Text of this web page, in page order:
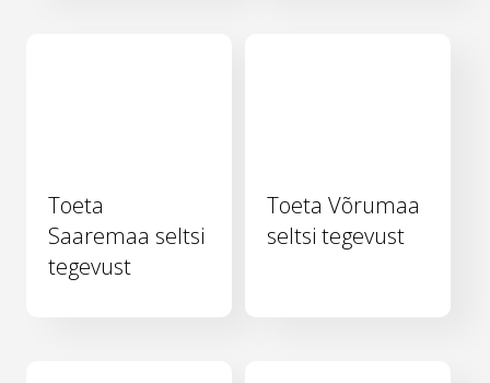
Toeta
Saaremaa seltsi
tegevust
Toeta Võrumaa
seltsi tegevust